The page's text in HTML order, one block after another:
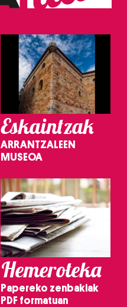
Eskaintzak
ARRANTZALEEN
MUSEOA
Hemeroteka
Papereko zenbakiak
PDF formatuan